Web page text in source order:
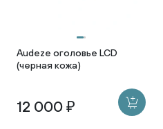
Audeze оголовье LCD
(черная кожа)
12 000 ₽